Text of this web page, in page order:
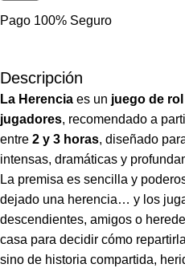
Pago 100% Seguro
Descripción
La Herencia es un juego de
jugadores, recomendado a
entre 2 y 3 horas, diseñado
intensas, dramáticas y
La premisa es sencilla y
dejado una herencia… y los
descendientes, amigos o
casa para decidir cómo
sino de historia compartida,